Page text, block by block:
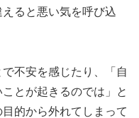
ると悪い気を呼び込
不安を感じたり、「自
とが起きるのでは」と
的から外れてしまって